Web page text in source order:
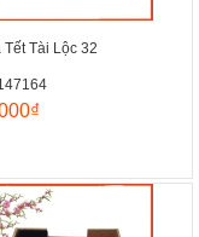
Tết Tài Lộc 32